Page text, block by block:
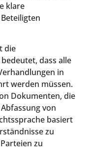
klare
die
dass alle
in
werden müssen.
Dokumenten, die
von
basiert
zu
zu